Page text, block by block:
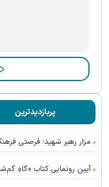
پربازدیدترین
مزار رهبر شهید؛ فرصتی
آیین رونمایی کتاب «گاهِ